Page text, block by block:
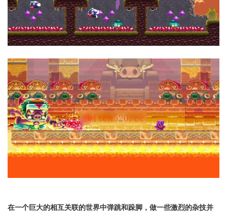
在一个巨大的相互关联的世界中弹跳和跺脚，做一些激烈的杂技并